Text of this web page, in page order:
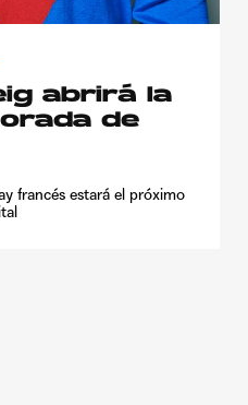
abrirá la
de
francés estará el próximo